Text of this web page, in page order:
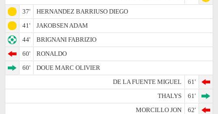
37'
HERNANDEZ BARRIUSO DIEGO
41'
JAKOBSEN ADAM
44'
BRIGNANI FABRIZIO
60'
RONALDO
60'
DOUE MARC OLIVIER
DE LA FUENTE MIGUEL
61'
THALYS
61'
MORCILLO JON
62'